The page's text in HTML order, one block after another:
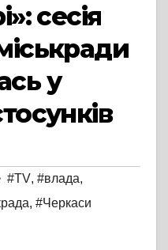
сесія
у
#TV, #влада,
, #Черкаси